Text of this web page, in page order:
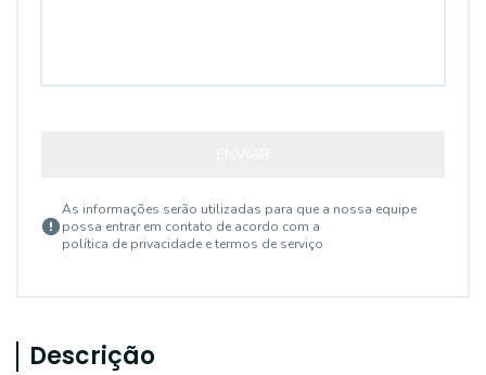
As informações serão utilizadas para que a nossa equipe
possa entrar em contato de acordo com a
política de privacidade e termos de serviço
Descrição